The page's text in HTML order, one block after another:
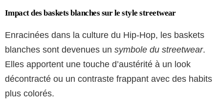
Impact des baskets blanches sur le style streetwear
Enracinées dans la culture du Hip-Hop, les baskets
blanches sont devenues un symbole du streetwear.
Elles apportent une touche d’austérité à un look
décontracté ou un contraste frappant avec des habits
plus colorés.